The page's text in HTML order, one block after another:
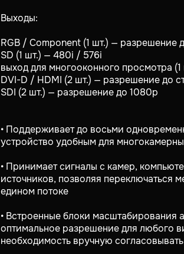
Выходы:
RGB / Component (1 шт.) — разрешение
SD (1 шт.) — 480i / 576i
выход для многооконного просмотра
DVI-D / HDMI (2 шт.) — разрешение до
SDI (2 шт.) — разрешение до 1080p
• Поддерживает до восьми
устройство удобным для
• Принимает сигналы с камер,
источников, позволяя переключаться
едином потоке
• Встроенные блоки масштабирования
оптимальное разрешение для любого
необходимость вручную